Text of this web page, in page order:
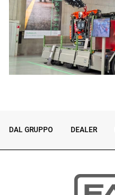
DAL GRUPPO DEALER